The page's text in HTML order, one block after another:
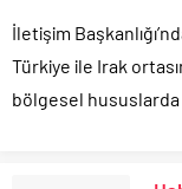
İletişim
Türkiye ile Irak
bölgesel hususlarda